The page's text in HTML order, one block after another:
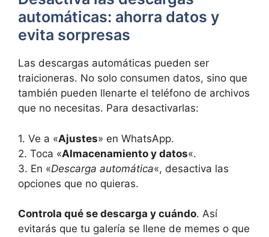
automáticas: ahorra datos y
evita sorpresas
Las descargas automáticas pueden ser
traicioneras. No solo consumen datos, sino que
también pueden llenarte el teléfono de archivos
que no necesitas. Para desactivarlas:
1. Ve a «Ajustes» en WhatsApp.
2. Toca «Almacenamiento y datos«.
3. En «Descarga automática«, desactiva las
opciones que no quieras.
Controla qué se descarga y cuándo. Así
evitarás que tu galería se llene de memes o que